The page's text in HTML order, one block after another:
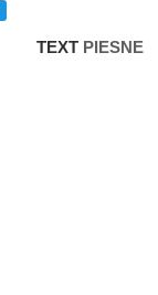
TEXTPIESNE